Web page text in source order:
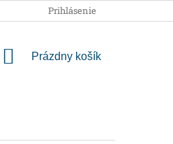
PODMIENKY OCHRANY
Prihlásenie
NÁKUPNÝ
Prázdny košík